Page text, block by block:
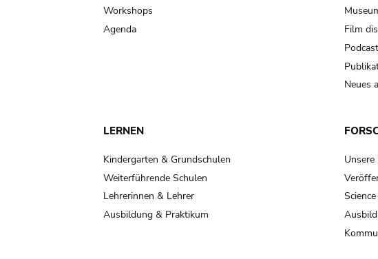
Workshops
Agenda
Film
Neues
LERNEN
Kindergarten & Grundschulen
Weiterführende Schulen
Lehrerinnen & Lehrer
Ausbildung & Praktikum